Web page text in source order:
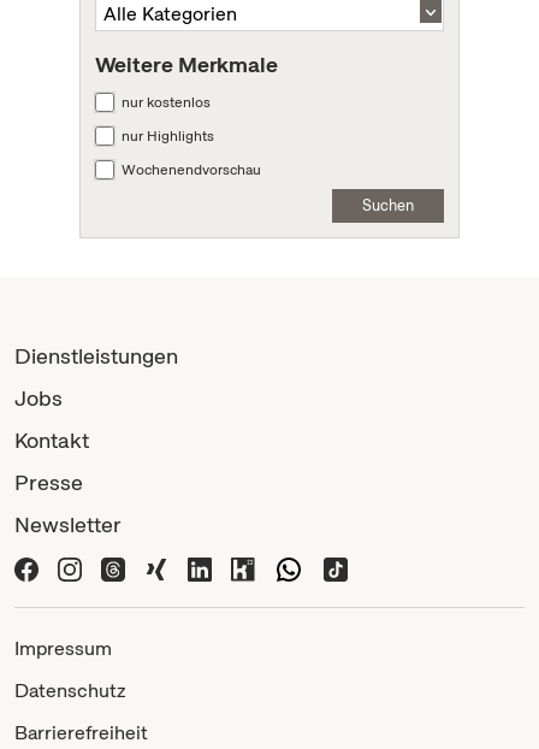
Weitere Merkmale
nur kostenlos
nur Highlights
Wochenendvorschau
Suchen
Dienstleistungen
Jobs
Kontakt
Presse
Newsletter
Impressum
Datenschutz
Barrierefreiheit